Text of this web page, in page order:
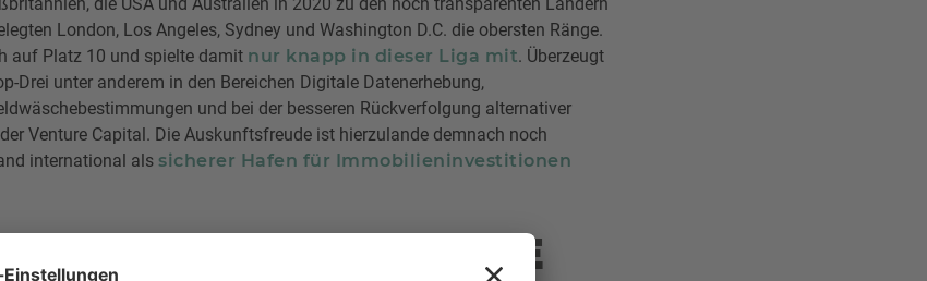
London, Los Angeles, Sydney und Washington D.C. die obersten Ränge.
auf Platz 10 und spielte damit nur knapp in dieser Liga mit. Überzeugt
Drei unter anderem in den Bereichen Digitale Datenerhebung,
und bei der besseren Rückverfolgung alternativer
Venture Capital. Die Auskunftsfreude ist hierzulande demnach noch
international als sicherer Hafen für Immobilieninvestitionen
BESTE FREUNDE